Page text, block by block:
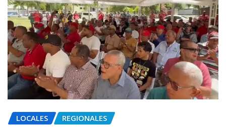
LOCALES REGIONALES